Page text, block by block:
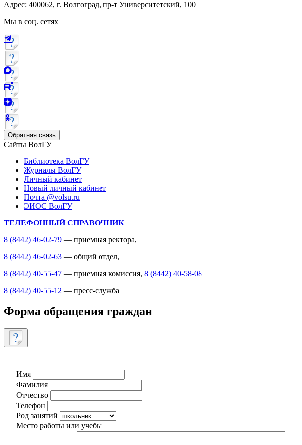
Адрес: 400062, г. Волгоград, пр-т Университетский, 100
Мы в соц. сетях
Обратная связь
Сайты ВолГУ
Библиотека ВолГУ
Журналы ВолГУ
Личный кабинет
Новый личный кабинет
Почта @volsu.ru
ЭИОС ВолГУ
ТЕЛЕФОННЫЙ СПРАВОЧНИК
8 (8442) 46-02-79 — приемная ректора,
8 (8442) 46-02-63 — общий отдел,
8 (8442) 40-55-47 — приемная комиссия, 8 (8442) 40-58-08
8 (8442) 40-55-12 — пресс-служба
Форма обращения граждан
Имя
Фамилия
Отчество
Телефон
Род занятий
Место работы или учебы